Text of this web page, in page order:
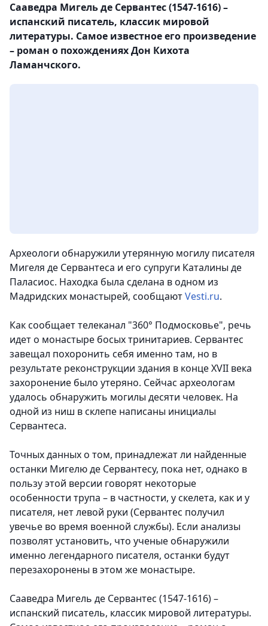
Сааведра Мигель де Сервантес (1547-1616) –
испанский писатель, классик мировой
литературы. Самое известное его произведение
– роман о похождениях Дон Кихота
Ламанчского.
Археологи обнаружили утерянную могилу писателя
Мигеля де Сервантеса и его супруги Каталины де
Паласиос. Находка была сделана в одном из
Мадридских монастырей, сообщаютVesti.ru.
Как сообщает телеканал "360° Подмосковье", речь
идет о монастыре босых тринитариев. Сервантес
завещал похоронить себя именно там, но в
результате реконструкции здания в конце XVII века
захоронение было утеряно. Сейчас археологам
удалось обнаружить могилы десяти человек. На
одной из ниш в склепе написаны инициалы
Сервантеса.
Точных данных о том, принадлежат ли найденные
останки Мигелю де Сервантесу, пока нет, однако в
пользу этой версии говорят некоторые
особенности трупа – в частности, у скелета, как и у
писателя, нет левой руки (Сервантес получил
увечье во время военной службы). Если анализы
позволят установить, что ученые обнаружили
именно легендарного писателя, останки будут
перезахоронены в этом же монастыре.
Сааведра Мигель де Сервантес (1547-1616) –
испанский писатель, классик мировой литературы.